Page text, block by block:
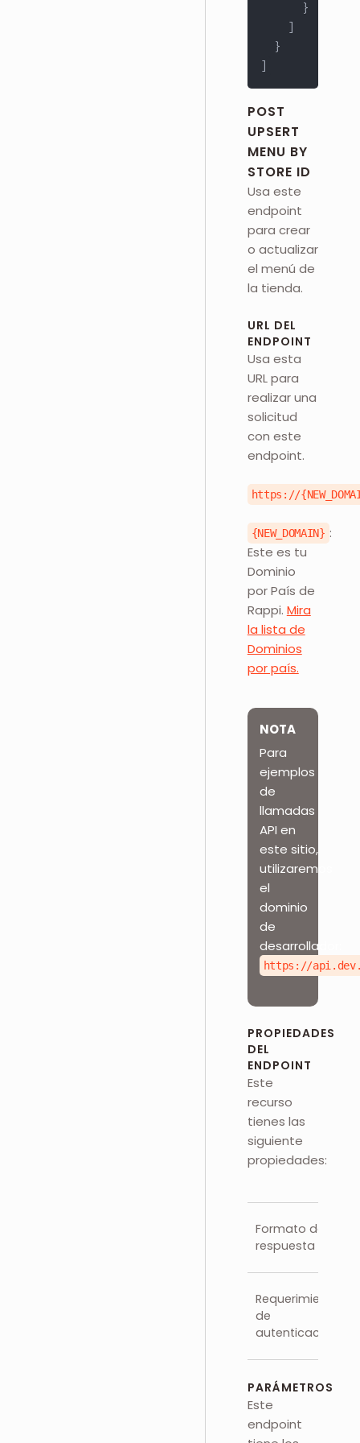
}
}
POST
UPSERT
MENU BY
STORE ID
Usa este
endpoint
para crear
o actualizar
el menú de
la tienda.
URL DEL
ENDPOINT
Usa esta
URL para
realizar una
solicitud
con este
endpoint.
https://
{NEW_DOMAIN} :
Este es tu
Dominio
por País de
Rappi. Mira
la lista de
Dominios
por país.
NOTA
Para
ejemplos
de
llamadas
API en
este sitio,
utilizaremos
el
dominio
de
desarrollador:
https://
PROPIEDADES
DEL
ENDPOINT
Este
recurso
tienes las
siguiente
propiedades:
Formato de
respuesta
Requerimientos
de
autenticación
PARÁMETROS
Este
endpoint